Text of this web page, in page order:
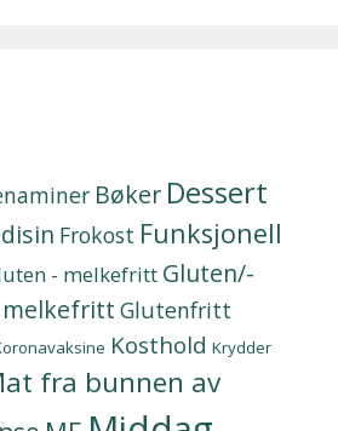
Bøker Dessert
Frokost Funksjonell
- melkefritt Gluten/-
Glutenfritt
Kosthold Krydder
fra bunnen av